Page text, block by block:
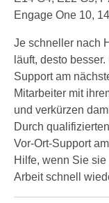
Engage One 10, 14
Je schneller nach
läuft, desto
Support am
Mitarbeiter mit
und verkürzen
Durch
Vor-Ort-Support
Hilfe, wenn Sie
Arbeit schnell